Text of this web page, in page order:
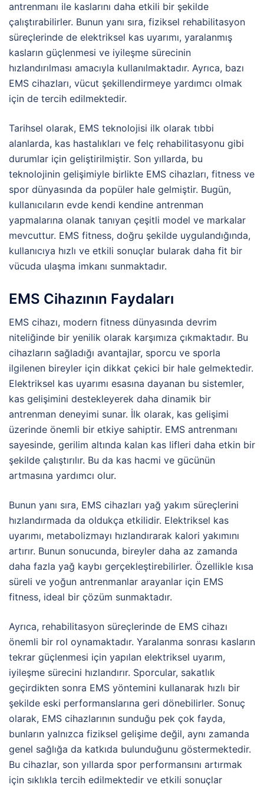
antrenmanı ile kaslarını daha etkili bir şekilde
çalıştırabilirler. Bunun yanı sıra, fiziksel rehabilitasyon
süreçlerinde de elektriksel kas uyarımı, yaralanmış
kasların güçlenmesi ve iyileşme sürecinin
hızlandırılması amacıyla kullanılmaktadır. Ayrıca, bazı
EMS cihazları, vücut şekillendirmeye yardımcı olmak
için de tercih edilmektedir.
Tarihsel olarak, EMS teknolojisi ilk olarak tıbbi
alanlarda, kas hastalıkları ve felç rehabilitasyonu gibi
durumlar için geliştirilmiştir. Son yıllarda, bu
teknolojinin gelişimiyle birlikte EMS cihazları, fitness ve
spor dünyasında da popüler hale gelmiştir. Bugün,
kullanıcıların evde kendi kendine antrenman
yapmalarına olanak tanıyan çeşitli model ve markalar
mevcuttur. EMS fitness, doğru şekilde uygulandığında,
kullanıcıya hızlı ve etkili sonuçlar bularak daha fit bir
vücuda ulaşma imkanı sunmaktadır.
EMS Cihazının Faydaları
EMS cihazı, modern fitness dünyasında devrim
niteliğinde bir yenilik olarak karşımıza çıkmaktadır. Bu
cihazların sağladığı avantajlar, sporcu ve sporla
ilgilenen bireyler için dikkat çekici bir hale gelmektedir.
Elektriksel kas uyarımı esasına dayanan bu sistemler,
kas gelişimini destekleyerek daha dinamik bir
antrenman deneyimi sunar. İlk olarak, kas gelişimi
üzerinde önemli bir etkiye sahiptir. EMS antrenmanı
sayesinde, gerilim altında kalan kas lifleri daha etkin bir
şekilde çalıştırılır. Bu da kas hacmi ve gücünün
artmasına yardımcı olur.
Bunun yanı sıra, EMS cihazları yağ yakım süreçlerini
hızlandırmada da oldukça etkilidir. Elektriksel kas
uyarımı, metabolizmayı hızlandırarak kalori yakımını
artırır. Bunun sonucunda, bireyler daha az zamanda
daha fazla yağ kaybı gerçekleştirebilirler. Özellikle kısa
süreli ve yoğun antrenmanlar arayanlar için EMS
fitness, ideal bir çözüm sunmaktadır.
Ayrıca, rehabilitasyon süreçlerinde de EMS cihazı
önemli bir rol oynamaktadır. Yaralanma sonrası kasların
tekrar güçlenmesi için yapılan elektriksel uyarım,
iyileşme sürecini hızlandırır. Sporcular, sakatlık
geçirdikten sonra EMS yöntemini kullanarak hızlı bir
şekilde eski performanslarına geri dönebilirler. Sonuç
olarak, EMS cihazlarının sunduğu pek çok fayda,
bunların yalnızca fiziksel gelişime değil, aynı zamanda
genel sağlığa da katkıda bulunduğunu göstermektedir.
Bu cihazlar, son yıllarda spor performansını artırmak
için sıklıkla tercih edilmektedir ve etkili sonuçlar